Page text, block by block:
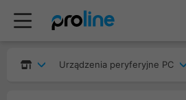
Urządzenia peryferyjne PC